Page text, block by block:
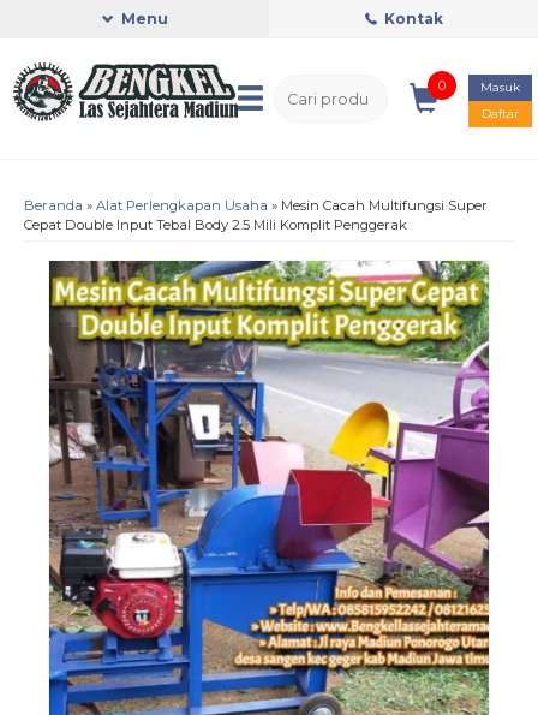
Menu Kontak
0
Masuk
Daftar
Beranda » Alat Perlengkapan Usaha » Mesin Cacah Multifungsi Super
Cepat Double Input Tebal Body 2.5 Mili Komplit Penggerak